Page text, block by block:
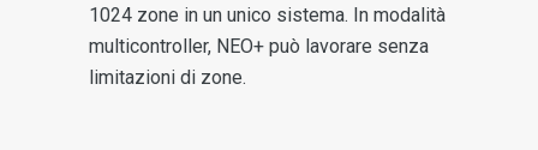
1024 zone in un unico sistema. In modalità
multicontroller, NEO+ può lavorare senza
limitazioni di zone.